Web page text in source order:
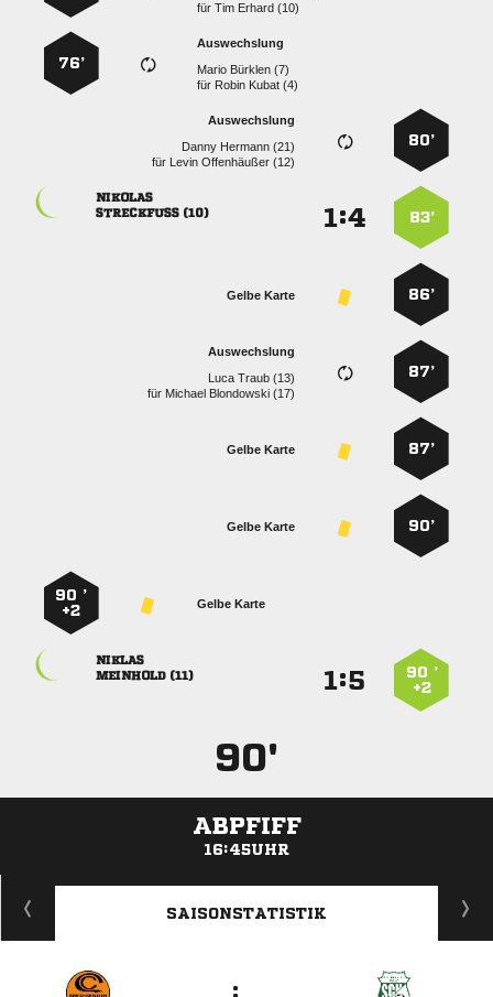
für  
Auswechslung
  
für   
76’
80’
Auswechslung
  
für   
83’
:

 
86’
Gelbe Karte
87’
Auswechslung
  
für   
87’
Gelbe Karte
90’
Gelbe Karte
Gelbe Karte
90 ’
+2
90 ’
+2
:

 
90'
ABPFIFF
16:45UHR
ANZEIGE
SAISONSTATISTIK